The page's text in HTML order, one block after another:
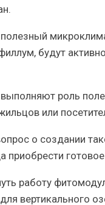
будут
роль
или
о создании
приобрести
работу
вертикального